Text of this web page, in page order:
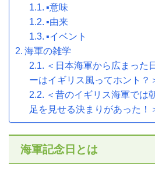
▪意味
▪由来
▪イベント
海軍の雑学
＜日本海軍から広まった
ーはイギリス風ってホント？
＜昔のイギリス海軍では
足を見せる決まりがあった！
海軍記念日とは